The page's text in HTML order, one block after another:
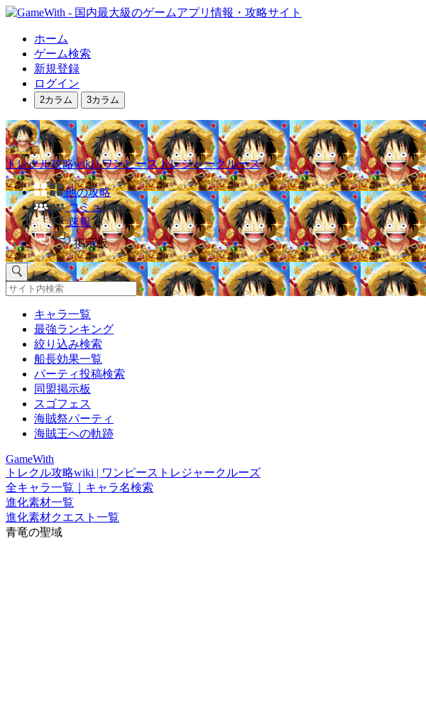
ホーム
ゲーム検索
新規登録
ログイン
2カラム 3カラム
トレクル攻略wiki | ワンピーストレジャークルーズ
他の攻略
コミュ
速報
掲示板
キャラ一覧
最強ランキング
絞り込み検索
船長効果一覧
パーティ投稿検索
同盟掲示板
スゴフェス
海賊祭パーティ
海賊王への軌跡
GameWith
トレクル攻略wiki | ワンピーストレジャークルーズ
全キャラ一覧｜キャラ名検索
進化素材一覧
進化素材クエスト一覧
青竜の聖域